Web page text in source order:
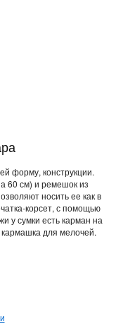
форму, конструкции.
60 см) и ремешок из
носить ее как в
корсет, с помощью
у сумки есть карман на
для мелочей.